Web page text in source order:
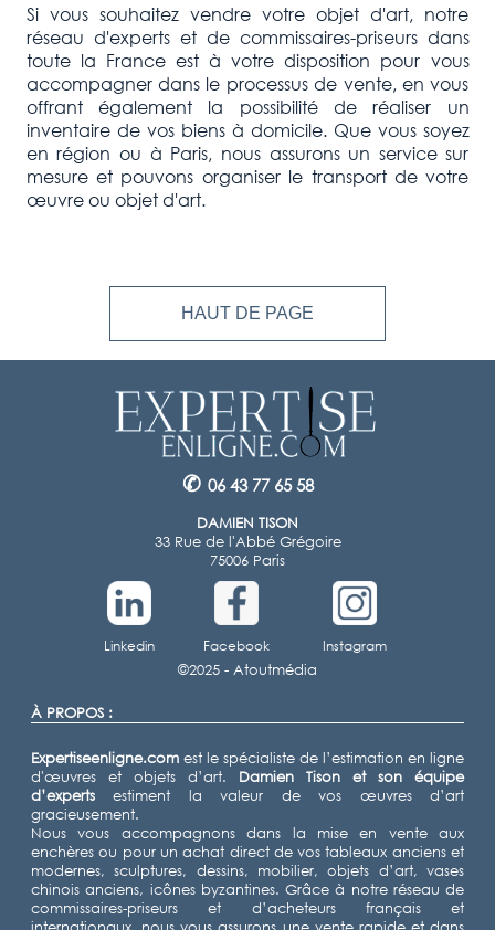
Si vous souhaitez vendre votre objet d'art, notre
réseau d'experts et de commissaires-priseurs dans
toute la France est à votre disposition pour vous
accompagner dans le processus de vente, en vous
offrant également la possibilité de réaliser un
inventaire de vos biens à domicile. Que vous soyez
en région ou à Paris, nous assurons un service sur
mesure et pouvons organiser le transport de votre
œuvre ou objet d'art.
HAUT DE PAGE
✆ 06 43 77 65 58
DAMIEN TISON
33 Rue de l'Abbé Grégoire
75006 Paris
Linkedin Facebook
Instagram
©2025 - Atoutmédia
À PROPOS :
Expertiseenligne.com est le spécialiste de l’estimation en ligne
d'œuvres et objets d’art. Damien Tison
et son équipe
d’experts estiment la valeur de vos œuvres d’art
gracieusement.
Nous vous accompagnons dans la mise en vente aux
enchères ou pour un achat direct de vos tableaux anciens et
modernes, sculptures, dessins, mobilier, objets d’art, vases
chinois anciens, icônes byzantines. Grâce à notre réseau de
commissaires-priseurs et d’acheteurs français et